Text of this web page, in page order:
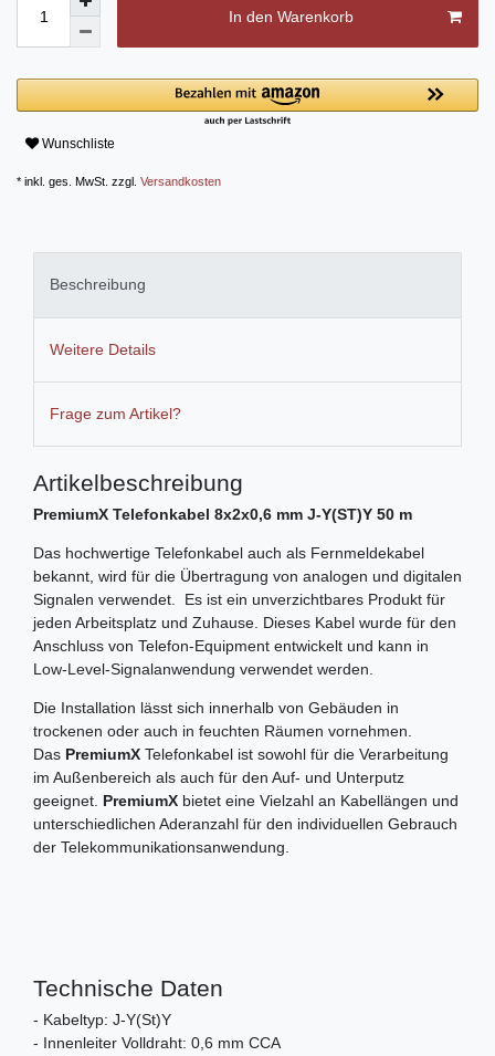
In den Warenkorb
Wunschliste
* inkl. ges. MwSt. zzgl. Versandkosten
Beschreibung
Weitere Details
Frage zum Artikel?
Artikelbeschreibung
PremiumX Telefonkabel 8x2x0,6 mm J-Y(ST)Y 50 m
Das hochwertige Telefonkabel auch als Fernmeldekabel
bekannt, wird für die Übertragung von analogen und digitalen
Signalen verwendet. Es ist ein unverzichtbares Produkt für
jeden Arbeitsplatz und Zuhause. Dieses Kabel wurde für den
Anschluss von Telefon-Equipment entwickelt und kann in
Low-Level-Signalanwendung verwendet werden.
Die Installation lässt sich innerhalb von Gebäuden in
trockenen oder auch in feuchten Räumen vornehmen.
Das PremiumX Telefonkabel ist sowohl für die Verarbeitung
im Außenbereich als auch für den Auf- und Unterputz
geeignet. PremiumX bietet eine Vielzahl an Kabellängen und
unterschiedlichen Aderanzahl für den individuellen Gebrauch
der Telekommunikationsanwendung.
Technische Daten
- Kabeltyp: J-Y(St)Y
- Innenleiter Volldraht: 0,6 mm CCA